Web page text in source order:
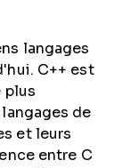
langages
C++ est
plus
de
et leurs
entre C